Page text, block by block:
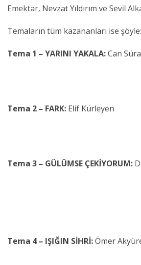
Emektar, Nevzat Yıldırım ve Sevil
Temaların tüm kazananları ise şöyle:
Tema 1 – YARINI YAKALA:Can
Tema 2 – FARK: Elif Kürleyen
Tema 3 – GÜLÜMSE ÇEKİYORUM:
Tema 4 – IŞIĞIN SİHRİ:Ömer